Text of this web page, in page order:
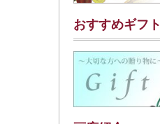
おすすめギフト